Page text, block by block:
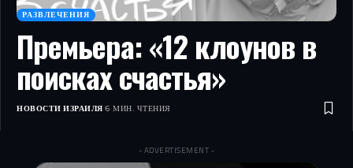
РАЗВЛЕЧЕНИЯ
Премьера: «12 клоунов в
поисках счастья»
НОВОСТИ ИЗРАИЛЯ 6 МИН. ЧТЕНИЯ
- ADVERTISEMENT -